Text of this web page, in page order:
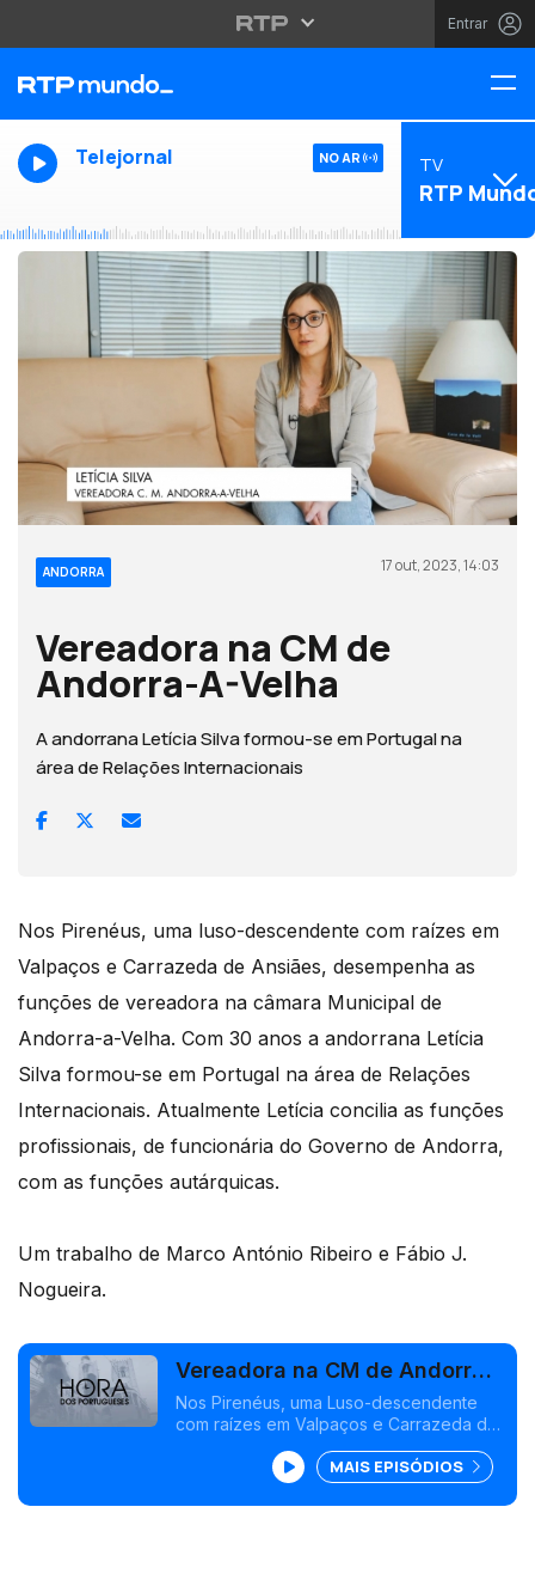
Entrar
Telejornal NO AR TV
RTP
ANDORRA 17 out, 2023, 14:03
Vereadora na CM de
Andorra-A-Velha
A andorrana Letícia Silva formou-se em Portugal na
área de Relações Internacionais
Nos Pirenéus, uma luso-descendente com raízes em
Valpaços e Carrazeda de Ansiães, desempenha as
funções de vereadora na câmara Municipal de
Andorra-a-Velha. Com 30 anos a andorrana Letícia
Silva formou-se em Portugal na área de Relações
Internacionais. Atualmente Letícia concilia as funções
profissionais, de funcionária do Governo de Andorra,
com as funções autárquicas.
Um trabalho de Marco António Ribeiro e Fábio J.
Nogueira.
Vereadora na CM de Andorra-
A-Velha
Nos Pirenéus, uma Luso-descendente
com raízes em Valpaços e Carrazeda de
vereadora na câmara Municipal de
Andorra-a-Velha.
MAIS EPISÓDIOS